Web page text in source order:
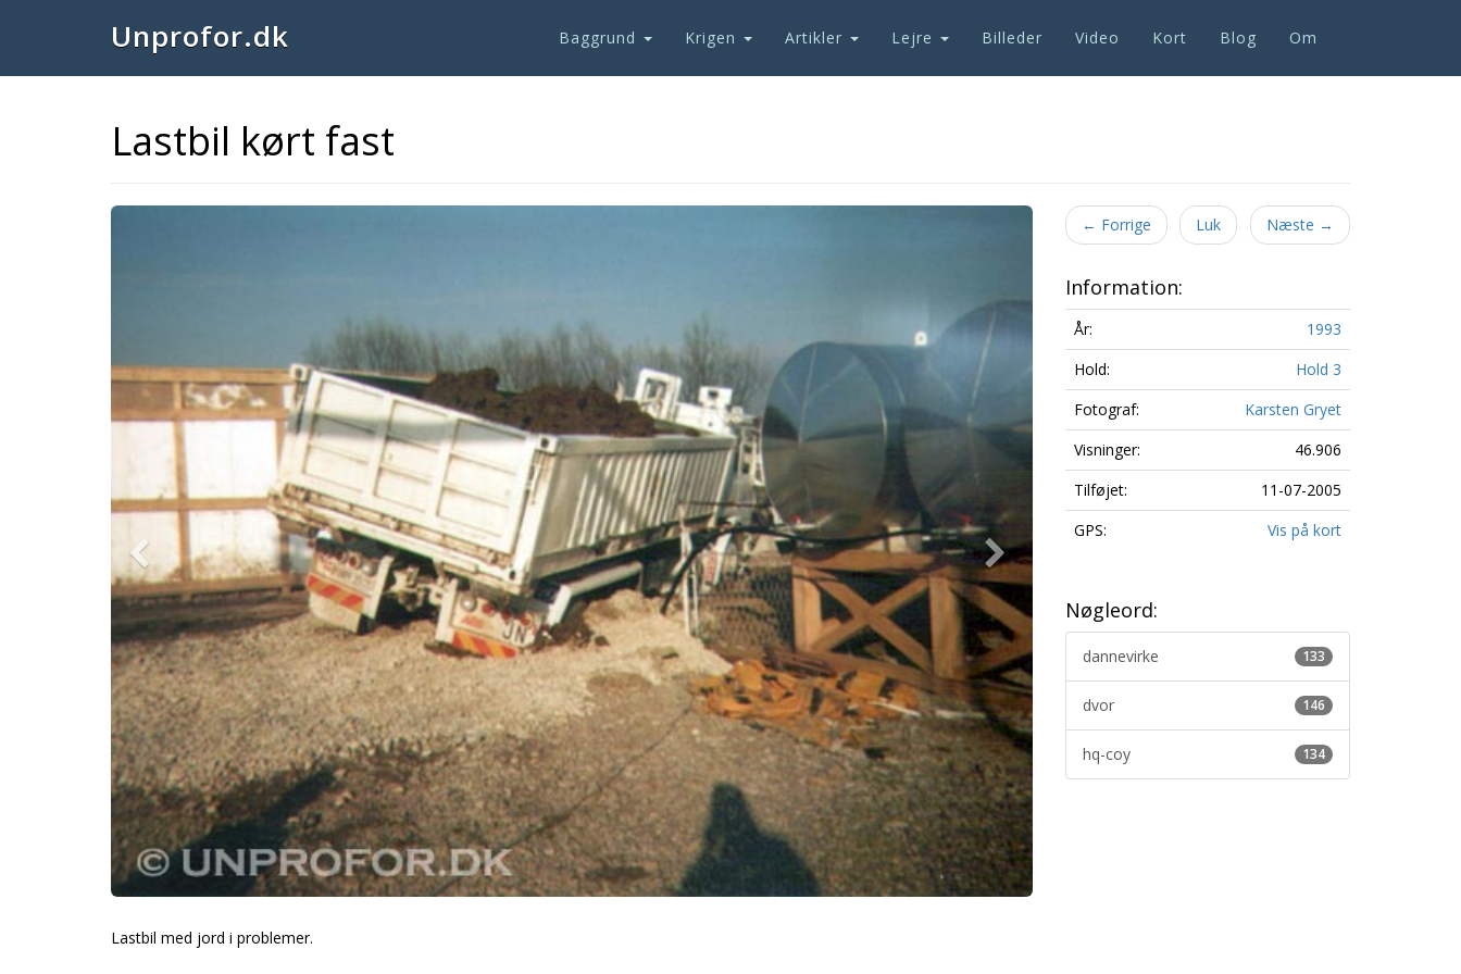
Unprofor.dk Baggrund Krigen Artikler Lejre Billeder Video Kort Blog Om
Lastbil kørt fast
Previous
Lastbil med jord i problemer.
← Forrige Luk Næste →
Information:
År:
1993
Hold:
Hold 3
Fotograf:
Karsten Gryet
Visninger:
46.906
Tilføjet:
11-07-2005
GPS:
Vis på kort
Nøgleord:
133
dannevirke
146
dvor
134
hq-coy